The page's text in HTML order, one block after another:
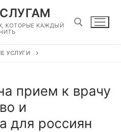
КОТОРЫЕ КАЖДЫЙ
УСЛУГИ
прием к врачу
и
для россиян